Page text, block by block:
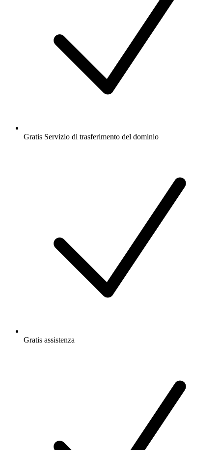
Gratis Servizio di trasferimento del dominio
Gratis assistenza